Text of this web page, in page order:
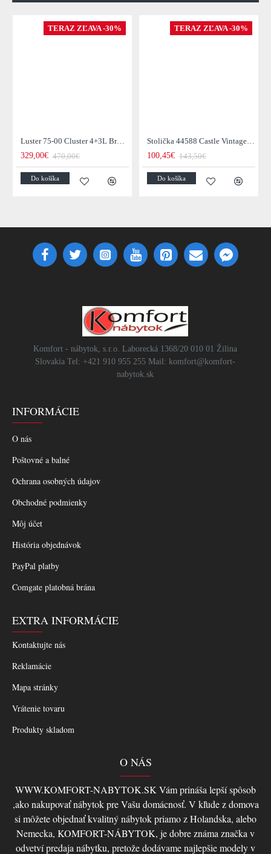
TERAZ ZĽAVA -30%
Luster 75-00 Cluster 4+3L Brown + Jantar Glass
329,00€ 470,00€
Do košíka
TERAZ ZĽAVA -30%
Stolička 44588 Castle Vintage Black
100,45€ 143,50€
Do košíka
Komfort - nábytok, s.r.o. Laborecká 1368/20 010 01 Žilina
Slovakia Tel: +421 910 955 255 Mail: komfort@komfort-
nabytok.sk
INFORMÁCIE
O nás
Poštovné a balné
Ochrana osobných údajov
Obchodné podmienky
Môj účet
História objednávok
PayPal platby
Comgate platobná brána
EXTRA INFORMÁCIE
Kontaktujte nás
Reklamácie
Mapa stránky
Vrátenie tovaru
Produkty skladom
O NÁS
WWW.KOMFORT-NABYTOK.SK Vám prináša lepší spôsob
,ako nakupovať nábytok pre Vašu domácnosť. V kľude z domova
si môžete objednať kvalitný nábytok priamo z Holandska, alebo
Nemecka, KOMFORT-NÁBYTOK, je dobre známa značka v
odvetví predaja nábytku, pretože dodávame najlepšie modely v